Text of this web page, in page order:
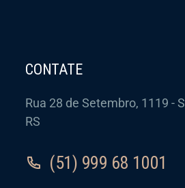
CONTATE
Rua 28 de Setembro, 1119 -
RS
(51) 999 68 1001